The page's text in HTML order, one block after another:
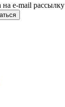
e-mail рассылку